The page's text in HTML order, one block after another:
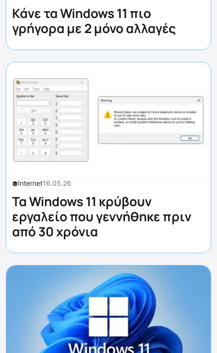
Κάνε τα Windows 11 πιο
γρήγορα με 2 μόνο αλλαγές
Internet16.05.26
Τα Windows 11 κρύβουν
εργαλείο που γεννήθηκε πριν
από 30 χρόνια